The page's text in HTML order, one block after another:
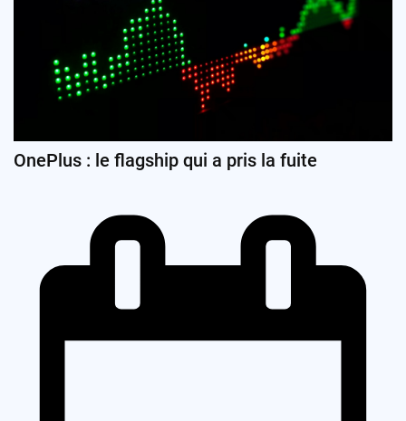
OnePlus : le flagship qui a pris la fuite